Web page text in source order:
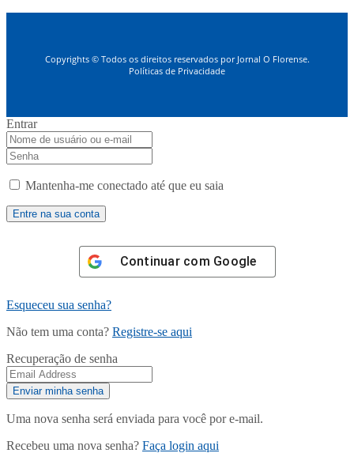
Copyrights © Todos os direitos reservados por Jornal O Florense.
Políticas de Privacidade
Entrar
Mantenha-me conectado até que eu saia
Continuar com Google
Esqueceu sua senha?
Não tem uma conta? Registre-se aqui
Recuperação de senha
Uma nova senha será enviada para você por e-mail.
Recebeu uma nova senha? Faça login aqui